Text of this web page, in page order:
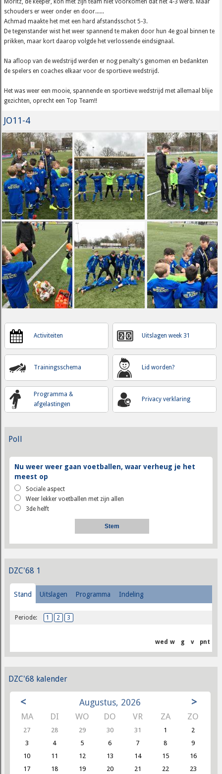
schouders er weer onder en door......
Achmad maakte het met een hard afstandsschot 5-3.
De tegenstander wist het weer spannend te maken door hun 4e goal binnen te
prikken, maar kort daarop volgde het verlossende eindsignaal.
Na afloop van de wedstrijd werden er nog penalty's genomen en bedankten
de spelers en coaches elkaar voor de sportieve wedstrijd.
Het was weer een mooie, spannende en sportieve wedstrijd met allemaal blije
gezichten, oprecht een Top Team!!
JO11-4
Activiteiten
Trainingsschema
Programma &
afgelastingen
Uitslagen week 31
Lid worden?
Privacy verklaring
Poll
Nu weer weer gaan voetballen, waar verheug je het
meest op
Sociale aspect
Weer lekker voetballen met zijn allen
3de helft
DZC'68 1
Stand Uitslagen Programma Indeling
Periode: 1 2 3
wed w g v pnt
DZC'68 kalender
< Augustus, 2026 >
MA DI WO DO VR ZA ZO
27 28 29 30 31 1
2
3
4 5 6 7 8
9
10
11 12 13 14 15
16
17
18 19 20 21 22
23